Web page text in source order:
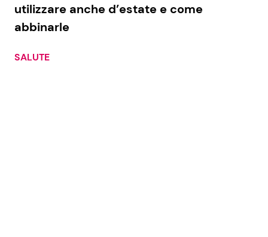
utilizzare anche d’estate e come
abbinarle
SALUTE